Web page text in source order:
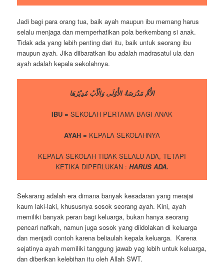
Jadi bagi para orang tua, baik ayah maupun ibu memang harus
selalu menjaga dan memperhatikan pola berkembang si anak.
Tidak ada yang lebih penting dari itu, baik untuk seorang ibu
maupun ayah. Jika diibaratkan ibu adalah madrasatul ula dan
ayah adalah kepala sekolahnya.
الأُمُّ مَدْرَسَةُ الأُوْلَى وَالْأَبُ مُدِيْرُهَا
IBU = SEKOLAH PERTAMA BAGI ANAK
AYAH = KEPALA SEKOLAHNYA
KEPALA SEKOLAH TIDAK SELALU ADA, TETAPI
KETIKA DIPERLUKAN : HARUS ADA.
Sekarang adalah era dimana banyak kesadaran yang merajai
kaum laki-laki, khususnya sosok seorang ayah. Kini, ayah
memiliki banyak peran bagi keluarga, bukan hanya seorang
pencari nafkah, namun juga sosok yang diidolakan di keluarga
dan menjadi contoh karena beliaulah kepala keluarga. Karena
sejatinya ayah memiliki tanggung jawab yag lebih untuk keluarga,
dan diberikan kelebihan itu oleh Allah SWT.